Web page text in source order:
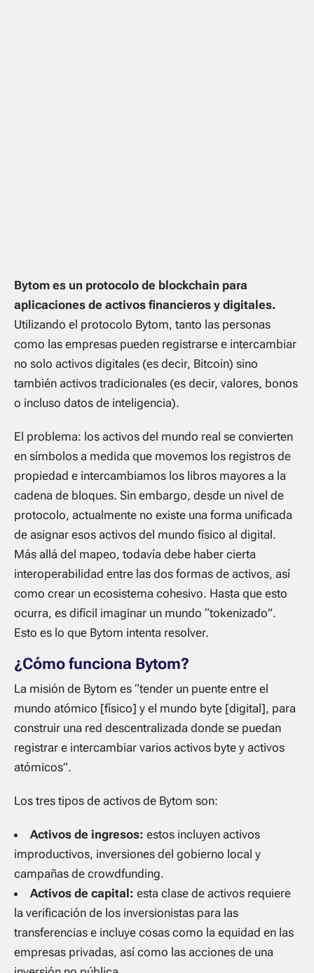
Bytom es un protocolo de blockchain para
aplicaciones de activos financieros y digitales.
Utilizando el protocolo Bytom, tanto las personas
como las empresas pueden registrarse e intercambiar
no solo activos digitales (es decir, Bitcoin) sino
también activos tradicionales (es decir, valores, bonos
o incluso datos de inteligencia).
El problema: los activos del mundo real se convierten
en símbolos a medida que movemos los registros de
propiedad e intercambiamos los libros mayores a la
cadena de bloques. Sin embargo, desde un nivel de
protocolo, actualmente no existe una forma unificada
de asignar esos activos del mundo físico al digital.
Más allá del mapeo, todavía debe haber cierta
interoperabilidad entre las dos formas de activos, así
como crear un ecosistema cohesivo. Hasta que esto
ocurra, es difícil imaginar un mundo “tokenizado”.
Esto es lo que Bytom intenta resolver.
¿Cómo funciona Bytom?
La misión de Bytom es “tender un puente entre el
mundo atómico [físico] y el mundo byte [digital], para
construir una red descentralizada donde se puedan
registrar e intercambiar varios activos byte y activos
atómicos”.
Los tres tipos de activos de Bytom son:
Activos de ingresos: estos incluyen activos
improductivos, inversiones del gobierno local y
campañas de crowdfunding.
Activos de capital: esta clase de activos requiere
la verificación de los inversionistas para las
transferencias e incluye cosas como la equidad en las
empresas privadas, así como las acciones de una